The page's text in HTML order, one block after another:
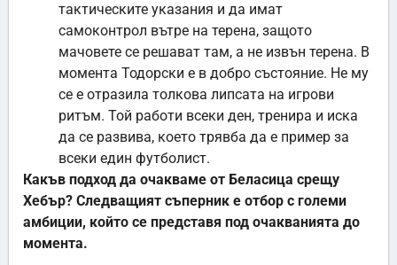
тактическите указания и да имат
самоконтрол вътре на терена, защото
мачовете се решават там, а не извън терена. В
момента Тодорски е в добро състояние. Не му
се е отразила толкова липсата на игрови
ритъм. Той работи всеки ден, тренира и иска
да се развива, което трявба да е пример за
всеки един футболист.
Какъв подход да очакваме от Беласица срещу
Хебър? Следващият съперник е отбор с големи
амбиции, който се представя под очакванията до
момента.